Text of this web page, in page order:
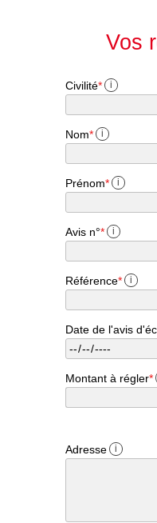
Vos
Civilité* i
Nom* i
Prénom* i
Avis n°* i
Référence* i
Date de l'avis
Montant à régler*
Adresse i